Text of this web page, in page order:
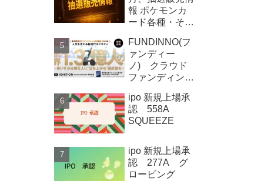
報 ポケモンカ
ード各種・その
FUNDINNO(フ
ァンディー
ノ) クラウド
ファンディング
報 Qolo株式
会社
ipo 新規上場承
認 558A
SQUEEZE
ipo 新規上場承
認 277A グ
ロービング